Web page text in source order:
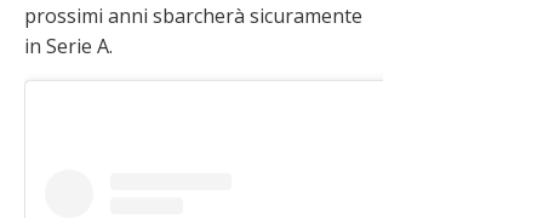
prossimi anni sbarcherà sicuramente
in Serie A.